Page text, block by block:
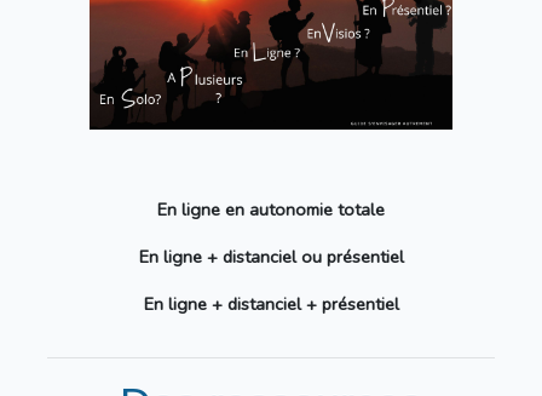
En ligne en autonomie totale
En ligne + distanciel ou présentiel
En ligne + distanciel + présentiel